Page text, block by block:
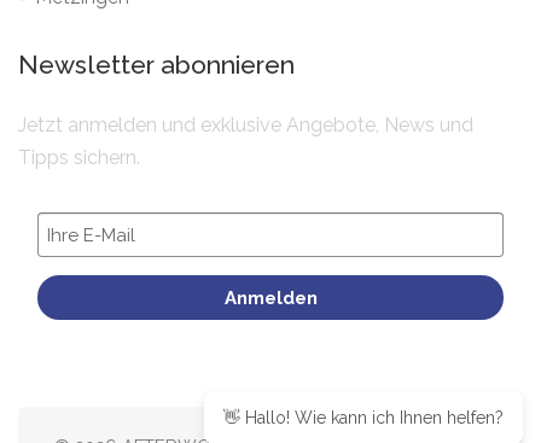
Newsletter abonnieren
Jetzt anmelden und exklusive Angebote, News und
Tipps sichern.
Anmelden
👋 Hallo! Wie kann ich Ihnen helfen?